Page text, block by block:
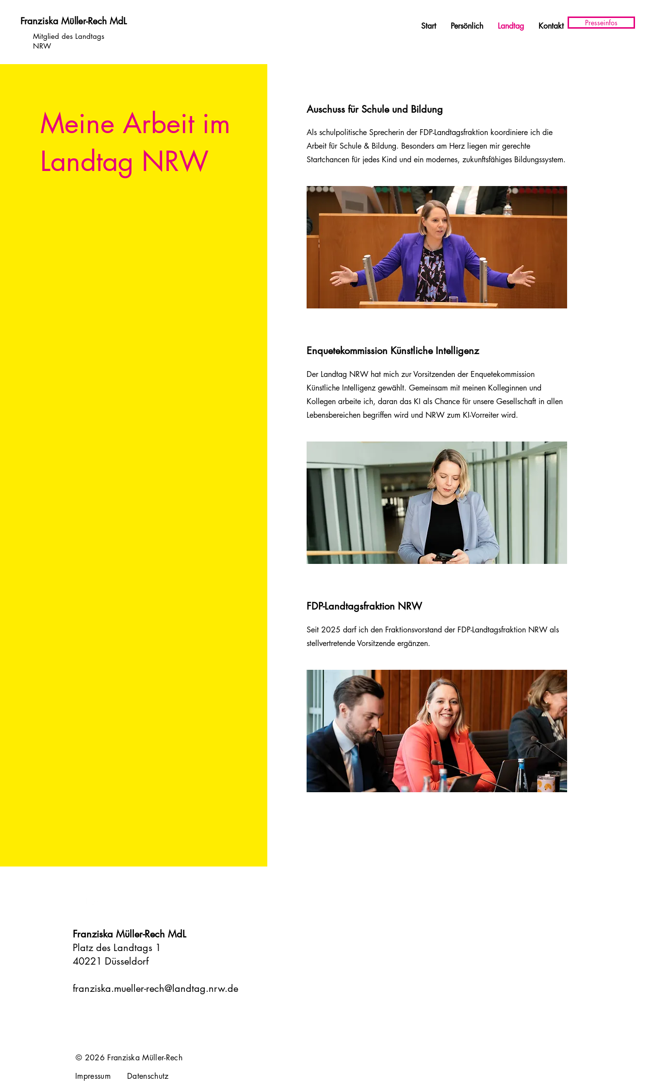
Franziska Müller-Rech MdL
Mitglied des Landtags
NRW
Start Persönlich Landtag Kontakt Presseinfos
Meine Arbeit im
Landtag NRW
Auschuss für Schule und Bildung
Als schulpolitische Sprecherin der FDP-Landtagsfraktion koordiniere ich die
Arbeit für Schule & Bildung. Besonders am Herz liegen mir gerechte
Startchancen für jedes Kind und ein modernes, zukunftsfähiges Bildungssystem.
Enquetekommission Künstliche Intelligenz
Der Landtag NRW hat mich zur Vorsitzenden der Enquetekommission
Künstliche Intelligenz gewählt. Gemeinsam mit meinen Kolleginnen und
Kollegen arbeite ich, daran das KI als Chance für unsere Gesellschaft in allen
Lebensbereichen begriffen wird und NRW zum KI-Vorreiter wird.
FDP-Landtagsfraktion NRW
Seit 2025 darf ich den Fraktionsvorstand der FDP-Landtagsfraktion NRW als
stellvertretende Vorsitzende ergänzen.
Franziska Müller-Rech MdL
​Platz des Landtags 1
40221 Düsseldorf​
franziska.mueller-rech@landtag.nrw.de
© 2026 Franziska Müller-Rech
Impressum
Datenschutz